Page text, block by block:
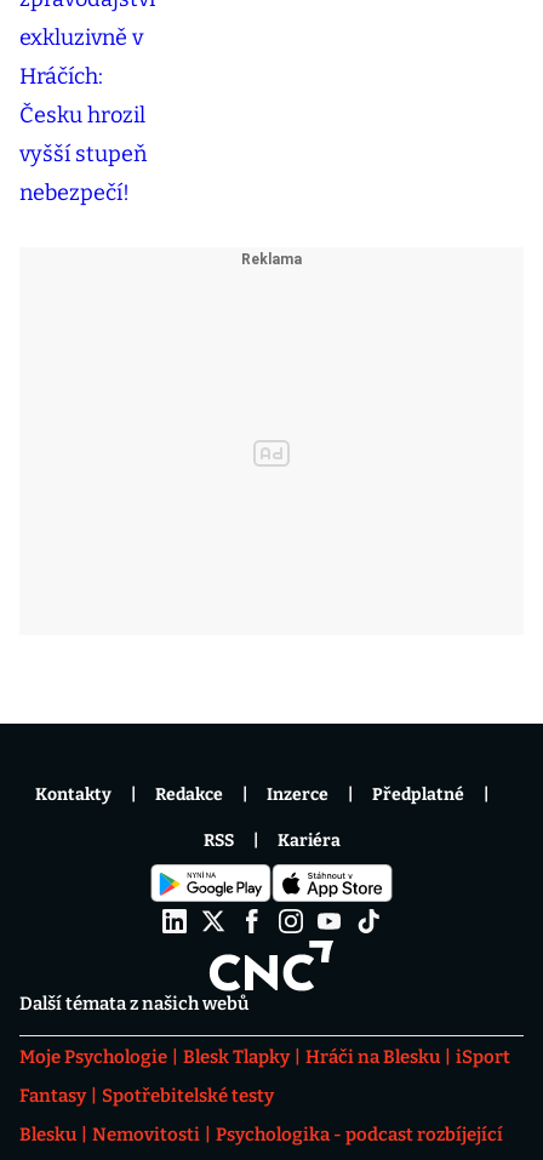
Další témata z našich webů
Moje Psychologie Blesk Tlapky Hráči na Blesku
iSport
Fantasy
Spotřebitelské testy
Blesku
Nemovitosti
Psychologika - podcast rozbíjející
Kontakty Redakce Inzerce Předplatné
RSS Kariéra